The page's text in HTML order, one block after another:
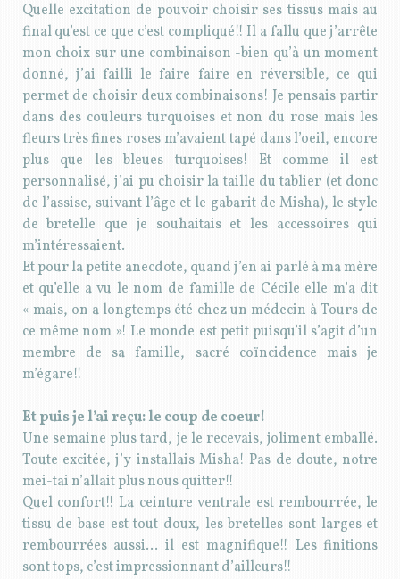
Quelle excitation de pouvoir choisir ses tissus mais au
final qu’est ce que c’est compliqué!! Il a fallu que j’arrête
mon choix sur une combinaison -bien qu’à un moment
donné, j’ai failli le faire faire en réversible, ce qui
permet de choisir deux combinaisons! Je pensais partir
dans des couleurs turquoises et non du rose mais les
fleurs très fines roses m’avaient tapé dans l’oeil, encore
plus que les bleues turquoises! Et comme il est
personnalisé, j’ai pu choisir la taille du tablier (et donc
de l’assise, suivant l’âge et le gabarit de Misha), le style
de bretelle que je souhaitais et les accessoires qui
m’intéressaient.
Et pour la petite anecdote, quand j’en ai parlé à ma mère
et qu’elle a vu le nom de famille de Cécile elle m’a dit
« mais, on a longtemps été chez un médecin à Tours de
ce même nom »! Le monde est petit puisqu’il s’agit d’un
membre de sa famille, sacré coïncidence mais je
m’égare!!
Et puis je l’ai reçu: le coup de coeur!
Une semaine plus tard, je le recevais, joliment emballé.
Toute excitée, j’y installais Misha! Pas de doute, notre
mei-tai n’allait plus nous quitter!!
Quel confort!! La ceinture ventrale est rembourrée, le
tissu de base est tout doux, les bretelles sont larges et
rembourrées aussi… il est magnifique!! Les finitions
sont tops, c’est impressionnant d’ailleurs!!